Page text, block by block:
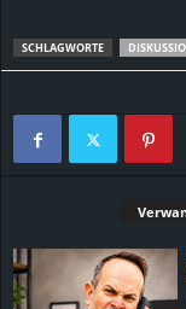
SCHLAGWORTE